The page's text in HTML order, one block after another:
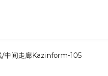
/中间走廊Kazinform-105